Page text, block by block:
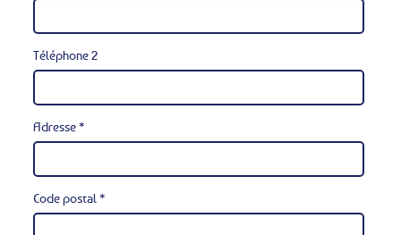
Téléphone 2
Adresse *
Code postal *